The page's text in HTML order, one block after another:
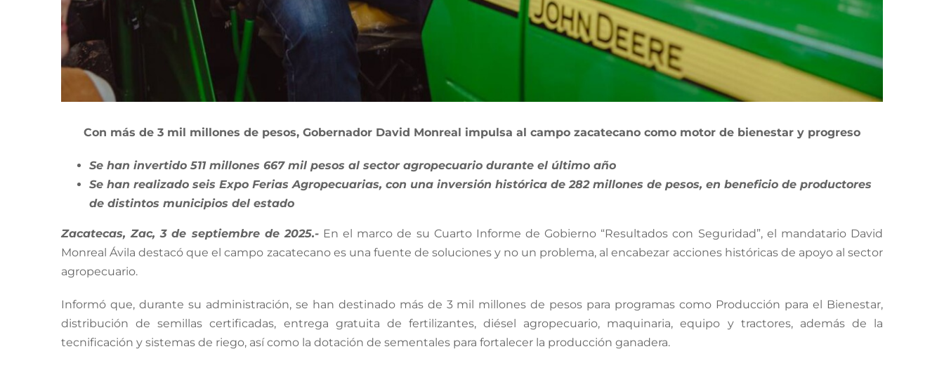
Con más de 3 mil millones de pesos, Gobernador David Monreal impulsa al campo zacatecano como motor de bienestar y progreso
Se han invertido 511 millones 667 mil pesos al sector agropecuario durante el último año
Se han realizado seis Expo Ferias Agropecuarias, con una inversión histórica de 282 millones de pesos, en beneficio de productores
de distintos municipios del estado
Zacatecas, Zac, 3 de septiembre de 2025.-En el marco de su Cuarto Informe de Gobierno “Resultados con Seguridad”, el mandatario David
Monreal Ávila destacó que el campo zacatecano es una fuente de soluciones y no un problema, al encabezar acciones históricas de apoyo al sector
agropecuario.
Informó que, durante su administración, se han destinado más de 3 mil millones de pesos para programas como Producción para el Bienestar,
distribución de semillas certificadas, entrega gratuita de fertilizantes, diésel agropecuario, maquinaria, equipo y tractores, además de la
tecnificación y sistemas de riego, así como la dotación de sementales para fortalecer la producción ganadera.